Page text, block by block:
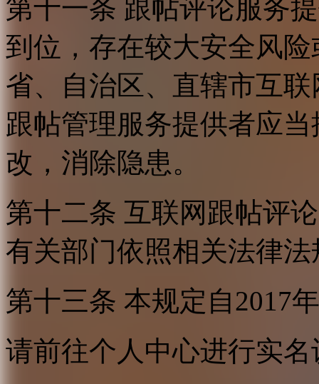
第十一条 跟帖评论服务
到位，存在较大安全风
省、自治区、直辖市互
跟帖管理服务提供者应
改，消除隐患。
第十二条 互联网跟帖评
有关部门依照相关法律
第十三条 本规定自2017
请前往个人中心进行实名